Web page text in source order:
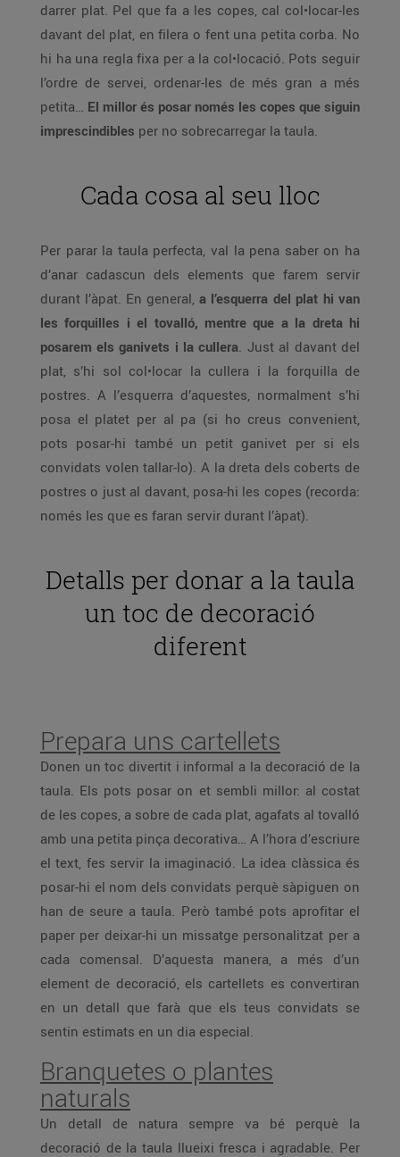
darrer plat. Pel que fa a les copes, cal col•locar-les
davant del plat, en filera o fent una petita corba. No
hi ha una regla fixa per a la col•locació. Pots seguir
l’ordre de servei, ordenar-les de més gran a més
petita… El millor és posar només les copes que siguin
imprescindibles per no sobrecarregar la taula.
Cada cosa al seu lloc
Per parar la taula perfecta, val la pena saber on ha
d’anar cadascun dels elements que farem servir
durant l’àpat. En general, a l’esquerra del plat hi van
les forquilles i el tovalló, mentre que a la dreta hi
posarem els ganivets i la cullera. Just al davant del
plat, s’hi sol col•locar la cullera i la forquilla de
postres. A l’esquerra d’aquestes, normalment s’hi
posa el platet per al pa (si ho creus convenient,
pots posar-hi també un petit ganivet per si els
convidats volen tallar-lo). A la dreta dels coberts de
postres o just al davant, posa-hi les copes (recorda:
només les que es faran servir durant l’àpat).
Detalls per donar a la taula
un toc de decoració
diferent
Prepara uns cartellets
Donen un toc divertit i informal a la decoració de la
taula. Els pots posar on et sembli millor: al costat
de les copes, a sobre de cada plat, agafats al tovalló
amb una petita pinça decorativa… A l’hora d’escriure
el text, fes servir la imaginació. La idea clàssica és
posar-hi el nom dels convidats perquè sàpiguen on
han de seure a taula. Però també pots aprofitar el
paper per deixar-hi un missatge personalitzat per a
cada comensal. D’aquesta manera, a més d’un
element de decoració, els cartellets es convertiran
en un detall que farà que els teus convidats se
sentin estimats en un dia especial.
Branquetes o plantes
naturals
Un detall de natura sempre va bé perquè la
decoració de la taula llueixi fresca i agradable. Per